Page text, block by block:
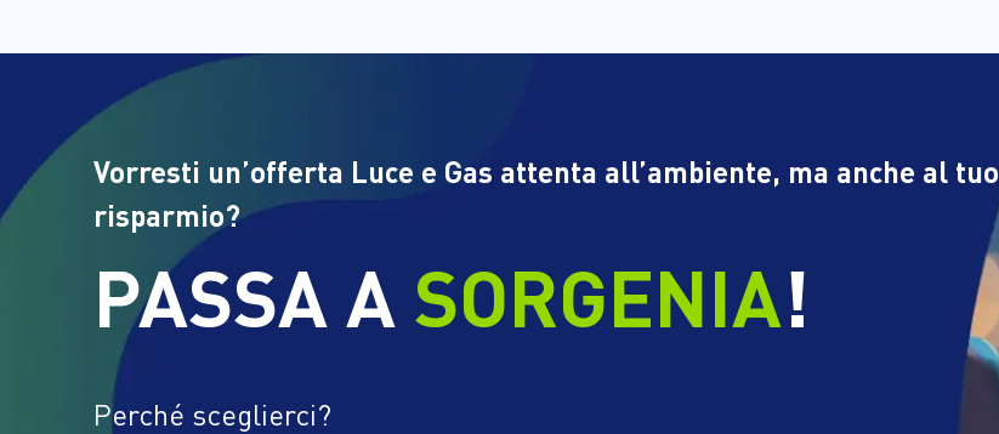
Vorresti un’offerta Luce e Gas attenta all’ambiente, ma anche al tuo
risparmio?
PASSA A SORGENIA!
Perché sceglierci?